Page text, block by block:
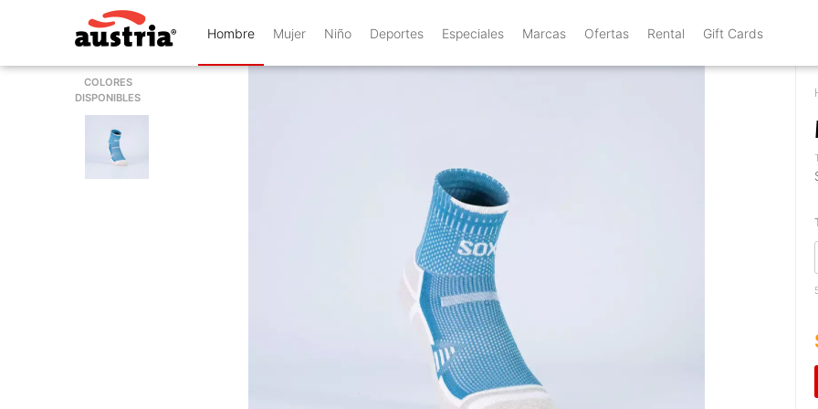
Hombre Mujer Niño Deportes Especiales Marcas Ofertas Rental Gift Cards
COLORES
DISPONIBLES